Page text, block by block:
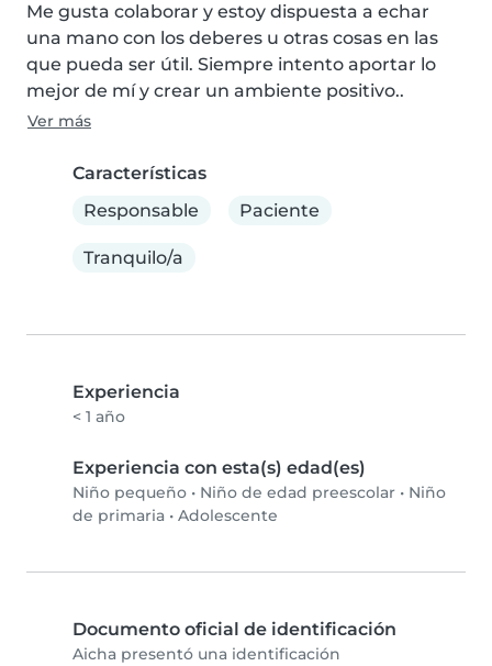
Me gusta colaborar y estoy dispuesta a echar
una mano con los deberes u otras cosas en las
que pueda ser útil. Siempre intento aportar lo
mejor de mí y crear un ambiente positivo..
Ver más
Características
Responsable
Paciente
Tranquilo/a
Experiencia
< 1 año
Experiencia con esta(s) edad(es)
Niño pequeño • Niño de edad preescolar • Niño
de primaria • Adolescente
Documento oficial de identificación
Aicha presentó una identificación